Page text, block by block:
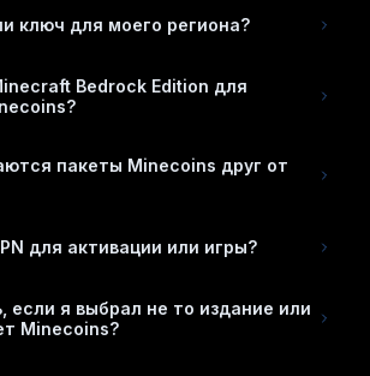
ключ для моего региона?
Bedrock Edition для
пакеты Minecoins друг от
для активации или игры?
если я выбрал не то издание или
Minecoins?